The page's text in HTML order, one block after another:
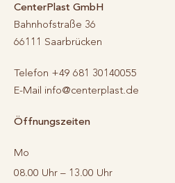
CenterPlast GmbH
Bahnhofstraße 36
66111 Saarbrücken
Telefon +49 681 30140055
E-Mail info@centerplast.de
Öffnungszeiten
Mo
08.00 Uhr – 13.00 Uhr